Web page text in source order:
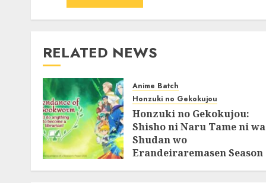
RELATED NEWS
Anime Batch
Honzuki no Gekokujou
Honzuki no Gekokujou:
Shisho ni Naru Tame ni wa
Shudan wo
Erandeiraremasen Season